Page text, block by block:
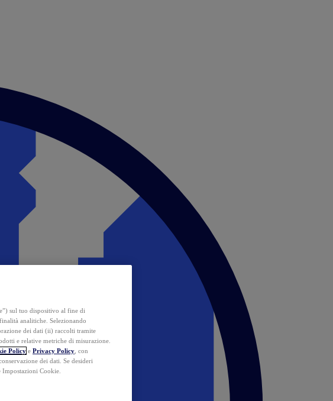
sul tuo dispositivo al fine di
analitiche. Selezionando
dei dati (ii) raccolti tramite
e relative metriche di misurazione.
Policy e Privacy Policy , con
dei dati. Se desideri
Cookie.